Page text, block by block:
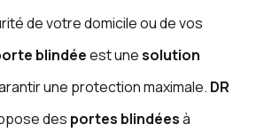
de votre domicile ou de vos
blindéeest unesolution
une protection maximale. DR
des portes blindéesà